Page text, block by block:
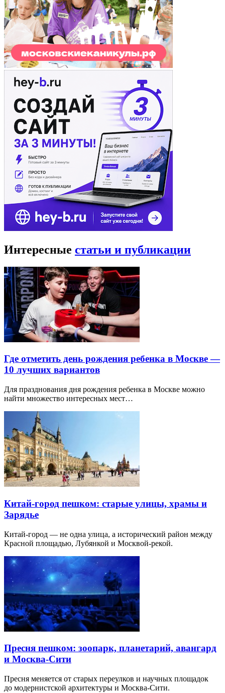
Интересные статьи и публикации
Где отметить день рождения ребенка в Москве —
10 лучших вариантов
Для празднования дня рождения ребенка в Москве можно
найти множество интересных мест…
Китай-город пешком: старые улицы, храмы и
Зарядье
Китай-город — не одна улица, а исторический район между
Красной площадью, Лубянкой и Москвой-рекой.
Пресня пешком: зоопарк, планетарий, авангард
и Москва-Сити
Пресня меняется от старых переулков и научных площадок
до модернистской архитектуры и Москва-Сити.